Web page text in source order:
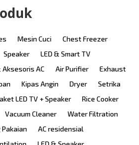
Mesin Cuci
Chest Freezer
Speaker
LED & Smart TV
Aksesoris AC Air Purifier
Exhaust
Kipas Angin Dryer
Setrika
LED TV + Speaker
Rice Cooker
Vacuum Cleaner
Water Filtration
Pakaian
AC residensial